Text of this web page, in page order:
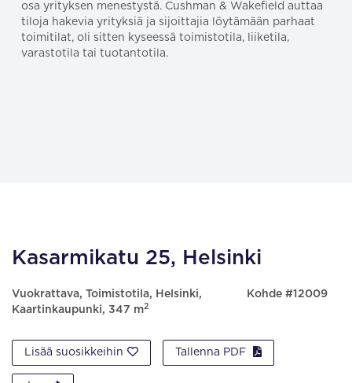
osa yrityksen menestystä. Cushman & Wakefield auttaa
tiloja hakevia yrityksiä ja sijoittajia löytämään parhaat
toimitilat, oli sitten kyseessä toimistotila, liiketila,
varastotila tai tuotantotila.
Kasarmikatu 25, Helsinki
Vuokrattava, Toimistotila, Helsinki,
Kaartinkaupunki, 347 m2
Kohde #12009
Lisää suosikkeihin Tallenna PDF